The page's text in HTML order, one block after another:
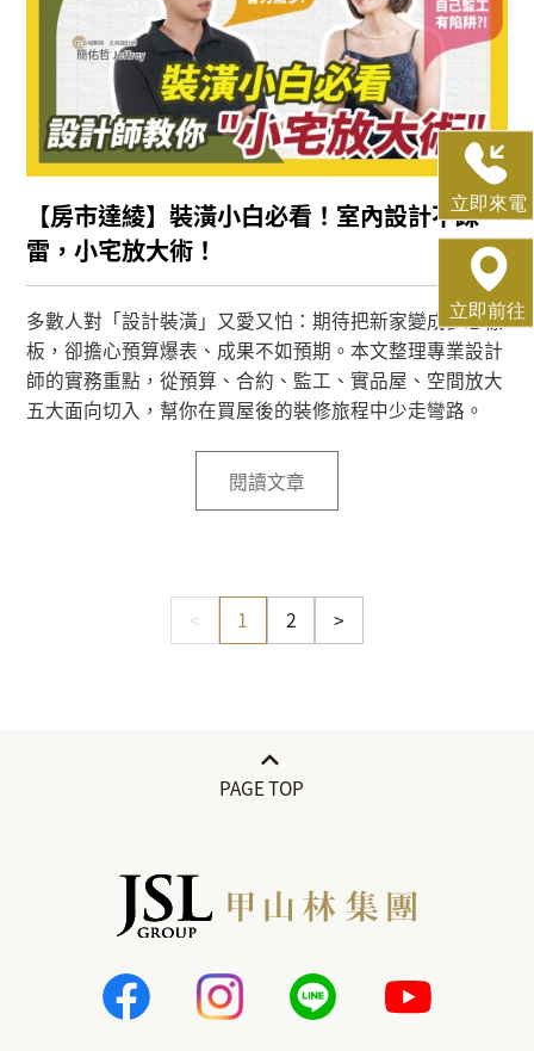
【房市達綾】裝潢小白必看！室內設計不踩
雷，小宅放大術！
多數人對「設計裝潢」又愛又怕：期待把新家變成夢想樣
板，卻擔心預算爆表、成果不如預期。本文整理專業設計
師的實務重點，從預算、合約、監工、實品屋、空間放大
五大面向切入，幫你在買屋後的裝修旅程中少走彎路。
閱讀文章
< 1 2 >